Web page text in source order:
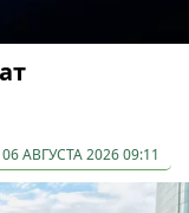
06 АВГУСТА 2026 09:11